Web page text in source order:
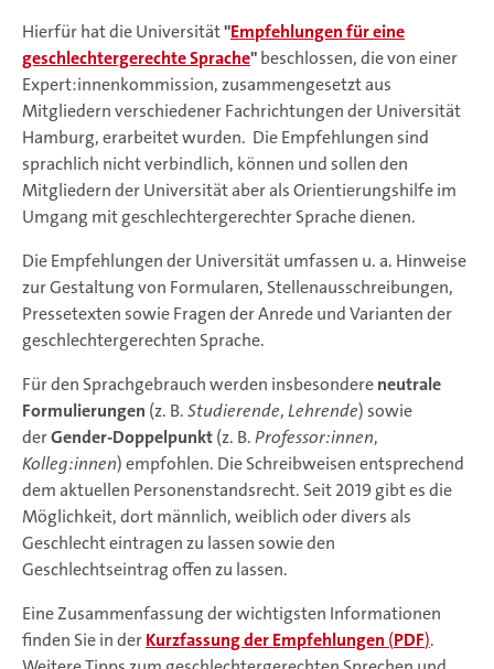
Hierfür hat die Universität"Empfehlungen für eine
geschlechtergerechte Sprache"beschlossen, die von einer
Expert:innenkommission, zusammengesetzt aus
Mitgliedern verschiedener Fachrichtungen der Universität
Hamburg, erarbeitet wurden. Die Empfehlungen sind
sprachlich nicht verbindlich, können und sollen den
Mitgliedern der Universität aber als Orientierungshilfe im
Umgang mit geschlechtergerechter Sprache dienen.
Die Empfehlungen der Universität umfassen u. a. Hinweise
zur Gestaltung von Formularen, Stellenausschreibungen,
Pressetexten sowie Fragen der Anrede und Varianten der
geschlechtergerechten Sprache.
Für den Sprachgebrauch werden insbesondereneutrale
Formulierungen (z. B.Studierende,Lehrende) sowie
derGender-Doppelpunkt(z. B.Professor:innen,
Kolleg:innen) empfohlen. Die Schreibweisen entsprechend
dem aktuellen Personenstandsrecht. Seit 2019 gibt es die
Möglichkeit, dort männlich, weiblich oder divers als
Geschlecht eintragen zu lassen sowie den
Geschlechtseintrag offen zu lassen.
Eine Zusammenfassung der wichtigsten Informationen
finden Sie in derKurzfassung der Empfehlungen (PDF).